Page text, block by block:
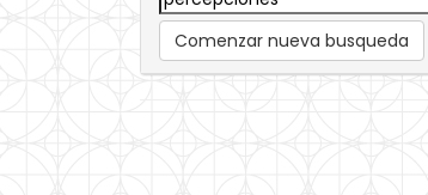
Comenzar nueva busqueda